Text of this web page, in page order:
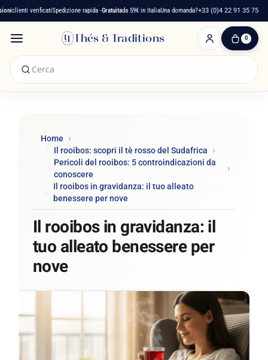
verificatiSpedizione rapida -Gratuitada 59€ in Italia Una domanda?+33 (0)4 22 91 35 75
Thés & Traditions 0
0
Home
Il rooibos: scopri il tè rosso del Sudafrica
Pericoli del rooibos: 5 controindicazioni da
conoscere
Il rooibos in gravidanza: il tuo alleato
benessere per nove
Il rooibos in gravidanza: il
tuo alleato benessere per
nove